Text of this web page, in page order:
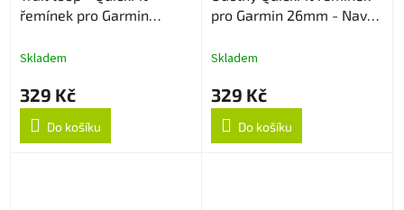
řemínek pro Garmin
Skladem
329 Kč
Do košíku
pro Garmin 26mm - Navy
Skladem
329 Kč
Do košíku